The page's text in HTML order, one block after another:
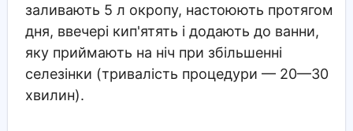
заливають 5 л окропу, настоюють протягом
дня, ввечері кип'ятять і додають до ванни,
яку приймають на ніч при збільшенні
селезінки (тривалість процедури — 20—30
хвилин).